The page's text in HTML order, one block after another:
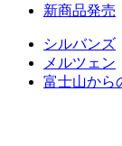
新商品発売
シルバンズ
メルツェン
富士山から